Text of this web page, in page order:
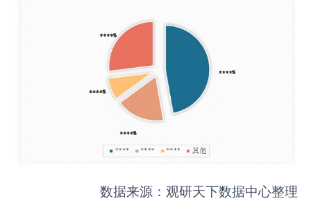
数据来源：观研天下数据中心整理